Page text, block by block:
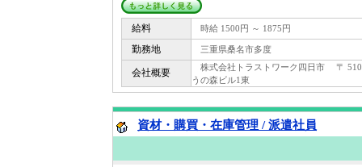
給料 時給 1500円 ～ 1875円
勤務地 三重県桑名市多度
会社概要
株式会社トラストワーク四日市 〒
うの森ビル1東
資材・購買・在庫管理 / 派遣社員